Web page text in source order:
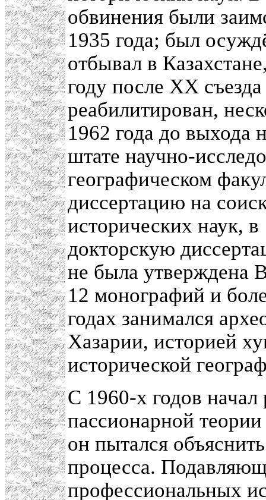
обвинения были
1935 года; был
отбывал в
году после ХХ
реабилитирован,
1962 года до выхода
штате научно-
географическом
диссертацию на
исторических наук,
докторскую
не была утверждена
12 монографий и
годах занимался
Хазарии, историей
исторической
С 1960-х годов начал
пассионарной
он пытался
процесса.
профессиональных